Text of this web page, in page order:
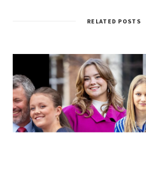
RELATED POSTS